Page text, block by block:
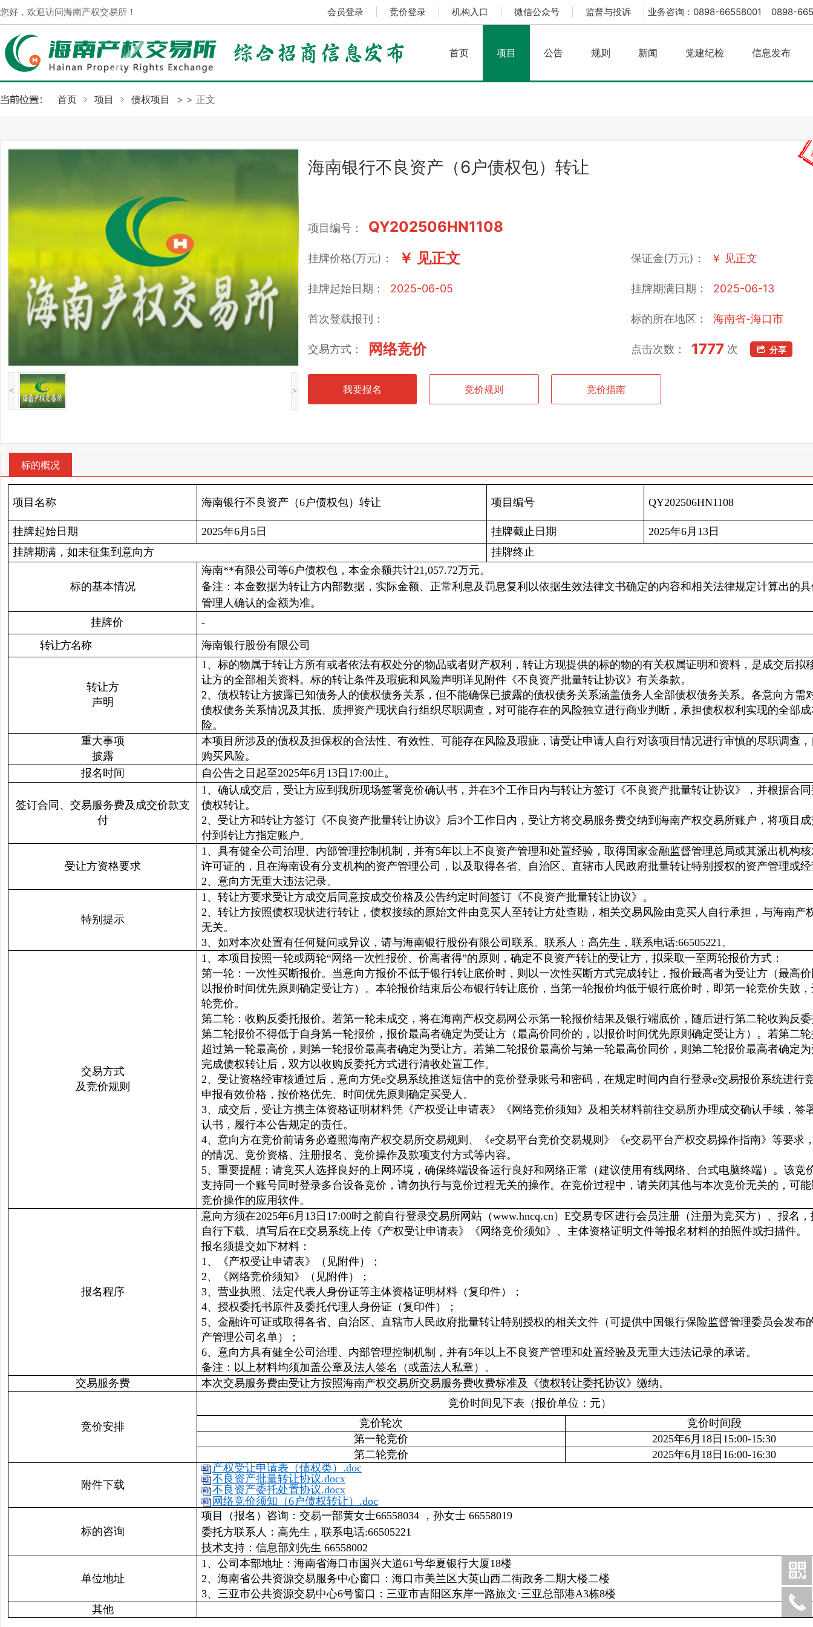
您好，欢迎访问海南产权交易所！ 会员登录 竞价登录 机构入口 微信公众号 监督与投诉 业务咨询：0898-66558001 0898-
首页 项目 公告 规则 新闻 党建纪检 信息发布
首页 项目 >
债权项目 > 正文
< >
海南银行不良资产（6户债权包）转让
项目编号： QY202506HN1108
挂牌价格(万元)： ￥ 见正文 保证金(万元)： ￥ 见正文
挂牌起始日期： 2025-06-05 挂牌期满日期： 2025-06-13
首次登载报刊： 标的所在地区： 海南省-海口市
交易方式： 网络竞价 点击次数： 1777次 分享
我要报名 竞价规则 竞价指南
标的概况
项目名称 海南银行不良资产（6户债权包）转让 项目编号 QY202506HN1108
挂牌起始日期 2025年6月5日 挂牌截止日期
2025年6月13日
挂牌期满，如未征集到意向方
挂牌终止
标的基本情况
海南**有限公司等6户债权包，本金余额共计21,057.72万元。
备注：本金数据为转让方内部数据，实际金额、正常利息及罚息复利以依据生效法律文书确定的内容和相关法律规定计算出的
管理人确认的金额为准。
挂牌价
-
转让方名称
海南银行股份有限公司
转让方
声明
1、标的物属于转让方所有或者依法有权处分的物品或者财产权利，转让方现提供的标的物的有关权属证明和资料，是成交后拟
让方的全部相关资料。标的转让条件及瑕疵和风险声明详见附件《不良资产批量转让协议》有关条款。
2、债权转让方披露已知债务人的债权债务关系，但不能确保已披露的债权债务关系涵盖债务人全部债权债务关系。各意向方需
债权债务关系情况及其抵、质押资产现状自行组织尽职调查，对可能存在的风险独立进行商业判断，承担债权权利实现的全部
险。
重大事项
披露
本项目所涉及的债权及担保权的合法性、有效性、可能存在风险及瑕疵，请受让申请人自行对该项目情况进行审慎的尽职调查
购买风险。
报名时间
自公告之日起至2025年6月13日17:00止。
签订合同、交易服务费及成交价款支
付
1、确认成交后，受让方应到我所现场签署竞价确认书，并在3个工作日内与转让方签订《不良资产批量转让协议》，并根据合
债权转让。
2、受让方和转让方签订《不良资产批量转让协议》后3个工作日内，受让方将交易服务费交纳到海南产权交易所账户，将项目
付到转让方指定账户。
受让方资格要求
1、具有健全公司治理、内部管理控制机制，并有5年以上不良资产管理和处置经验，取得国家金融监督管理总局或其派出机构
许可证的，且在海南设有分支机构的资产管理公司，以及取得各省、自治区、直辖市人民政府批量转让特别授权的资产管理或
2、意向方无重大违法记录。
特别提示
1、转让方要求受让方成交后同意按成交价格及公告约定时间签订《不良资产批量转让协议》。
2、转让方按照债权现状进行转让，债权接续的原始文件由竞买人至转让方处查勘，相关交易风险由竞买人自行承担，与海南产
无关。
3、如对本次处置有任何疑问或异议，请与海南银行股份有限公司联系。联系人：高先生，联系电话:66505221。
交易方式
及竞价规则
1、本项目按照一轮或两轮“网络一次性报价、价高者得”的原则，确定不良资产转让的受让方，拟采取一至两轮报价方式：
第一轮：一次性买断报价。当意向方报价不低于银行转让底价时，则以一次性买断方式完成转让，报价最高者为受让方（最高
以报价时间优先原则确定受让方）。本轮报价结束后公布银行转让底价，当第一轮报价均低于银行底价时，即第一轮竞价失败
轮竞价。
第二轮：收购反委托报价。若第一轮未成交，将在海南产权交易网公示第一轮报价结果及银行端底价，随后进行第二轮收购反
第二轮报价不得低于自身第一轮报价，报价最高者确定为受让方（最高价同价的，以报价时间优先原则确定受让方）。若第二
超过第一轮最高价，则第一轮报价最高者确定为受让方。若第二轮报价最高价与第一轮最高价同价，则第二轮报价最高者确定
完成债权转让后，双方以收购反委托方式进行清收处置工作。
2、受让资格经审核通过后，意向方凭e交易系统推送短信中的竞价登录账号和密码，在规定时间内自行登录e交易报价系统进行
申报有效价格，按价格优先、时间优先原则确定买受人。
3、成交后，受让方携主体资格证明材料凭《产权受让申请表》《网络竞价须知》及相关材料前往交易所办理成交确认手续，签
认书，履行本公告规定的责任。
4、意向方在竞价前请务必遵照海南产权交易所交易规则、《e交易平台竞价交易规则》《e交易平台产权交易操作指南》等要求
的情况、竞价资格、注册报名、竞价操作及款项支付方式等内容。
5、重要提醒：请竞买人选择良好的上网环境，确保终端设备运行良好和网络正常（建议使用有线网络、台式电脑终端）。该竞
支持同一个账号同时登录多台设备竞价，请勿执行与竞价过程无关的操作。在竞价过程中，请关闭其他与本次竞价无关的，可
竞价操作的应用软件。
报名程序
意向方须在2025年6月13日17:00时之前自行登录交易所网站（www.hncq.cn）E交易专区进行会员注册（注册为竞买方）、报名
自行下载、填写后在E交易系统上传《产权受让申请表》《网络竞价须知》、主体资格证明文件等报名材料的拍照件或扫描件。
报名须提交如下材料：
1、《产权受让申请表》（见附件）；
2、《网络竞价须知》（见附件）；
3、营业执照、法定代表人身份证等主体资格证明材料（复印件）；
4、授权委托书原件及委托代理人身份证（复印件）；
5、金融许可证或取得各省、自治区、直辖市人民政府批量转让特别授权的相关文件（可提供中国银行保险监督管理委员会发布
产管理公司名单）；
6、意向方具有健全公司治理、内部管理控制机制，并有5年以上不良资产管理和处置经验及无重大违法记录的承诺。
备注：以上材料均须加盖公章及法人签名（或盖法人私章）。
交易服务费
本次交易服务费由受让方按照海南产权交易所交易服务费收费标准及《债权转让委托协议》缴纳。
竞价安排
竞价时间见下表（报价单位：元）
竞价轮次
竞价时间段
第一轮竞价
2025年6月18日15:00-15:30
第二轮竞价
2025年6月18日16:00-16:30
附件下载
产权受让申请表（债权类）.doc
不良资产批量转让协议.docx
不良资产委托处置协议.docx
网络竞价须知（6户债权转让）.doc
标的咨询
项目（报名）咨询：交易一部黄女士66558034 ，孙女士 66558019
委托方联系人：高先生，联系电话:66505221
技术支持：信息部刘先生 66558002
单位地址
1、公司本部地址：海南省海口市国兴大道61号华夏银行大厦18楼
2、海南省公共资源交易服务中心窗口：海口市美兰区大英山西二街政务二期大楼二楼
3、三亚市公共资源交易中心6号窗口：三亚市吉阳区东岸一路旅文·三亚总部港A3栋8楼
其他